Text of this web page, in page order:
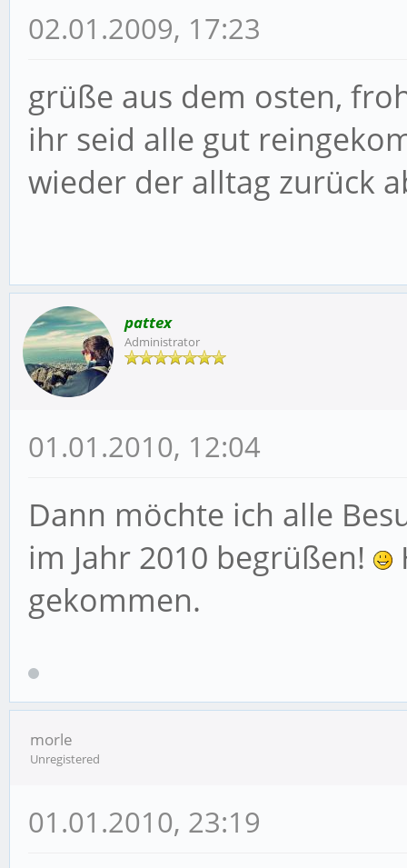
02.01.2009, 17:23
grüße aus dem osten,
ihr seid alle gut
wieder der alltag zurück
pattex
Administrator
01.01.2010, 12:04
Dann möchte ich alle
im Jahr 2010 begrüßen!
gekommen.
morle
Unregistered
01.01.2010, 23:19